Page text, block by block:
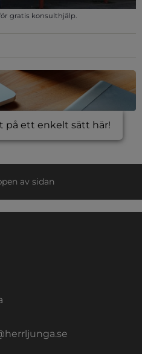
gratis konsulthjälp.
på ett enkelt sätt här!
av sidan